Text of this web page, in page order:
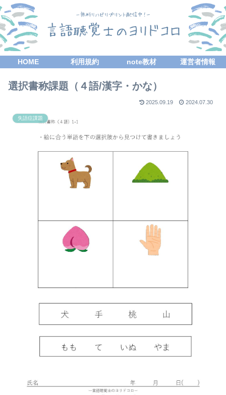
HOME 利用規約 note教材 運営者情報
選択書称課題（４語/漢字・かな）
2025.09.19 2024.07.30
失語症課題